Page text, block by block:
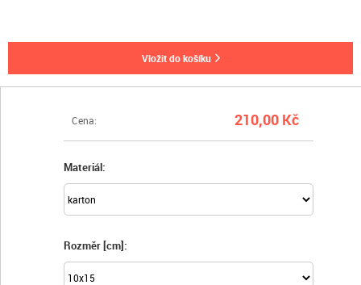
Cena: 210,00 Kč
Materiál:
Rozměr [cm]:
vložit do košíku